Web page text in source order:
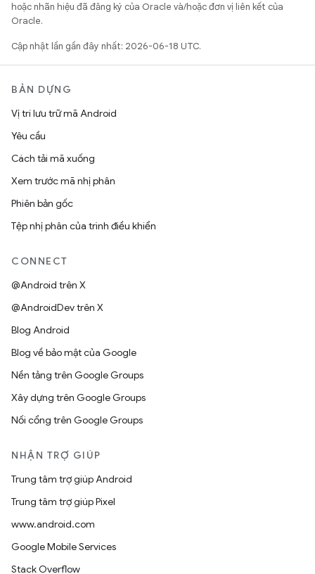
hoặc nhãn hiệu đã đăng ký của Oracle và/hoặc đơn vị liên kết của
Oracle.
Cập nhật lần gần đây nhất: 2026-06-18 UTC.
BẢN DỰNG
Vị trí lưu trữ mã Android
Yêu cầu
Cách tải mã xuống
Xem trước mã nhị phân
Phiên bản gốc
Tệp nhị phân của trình điều khiển
CONNECT
@Android trên X
@AndroidDev trên X
Blog Android
Blog về bảo mật của Google
Nền tảng trên Google Groups
Xây dựng trên Google Groups
Nối cổng trên Google Groups
NHẬN TRỢ GIÚP
Trung tâm trợ giúp Android
Trung tâm trợ giúp Pixel
www.android.com
Google Mobile Services
Stack Overflow